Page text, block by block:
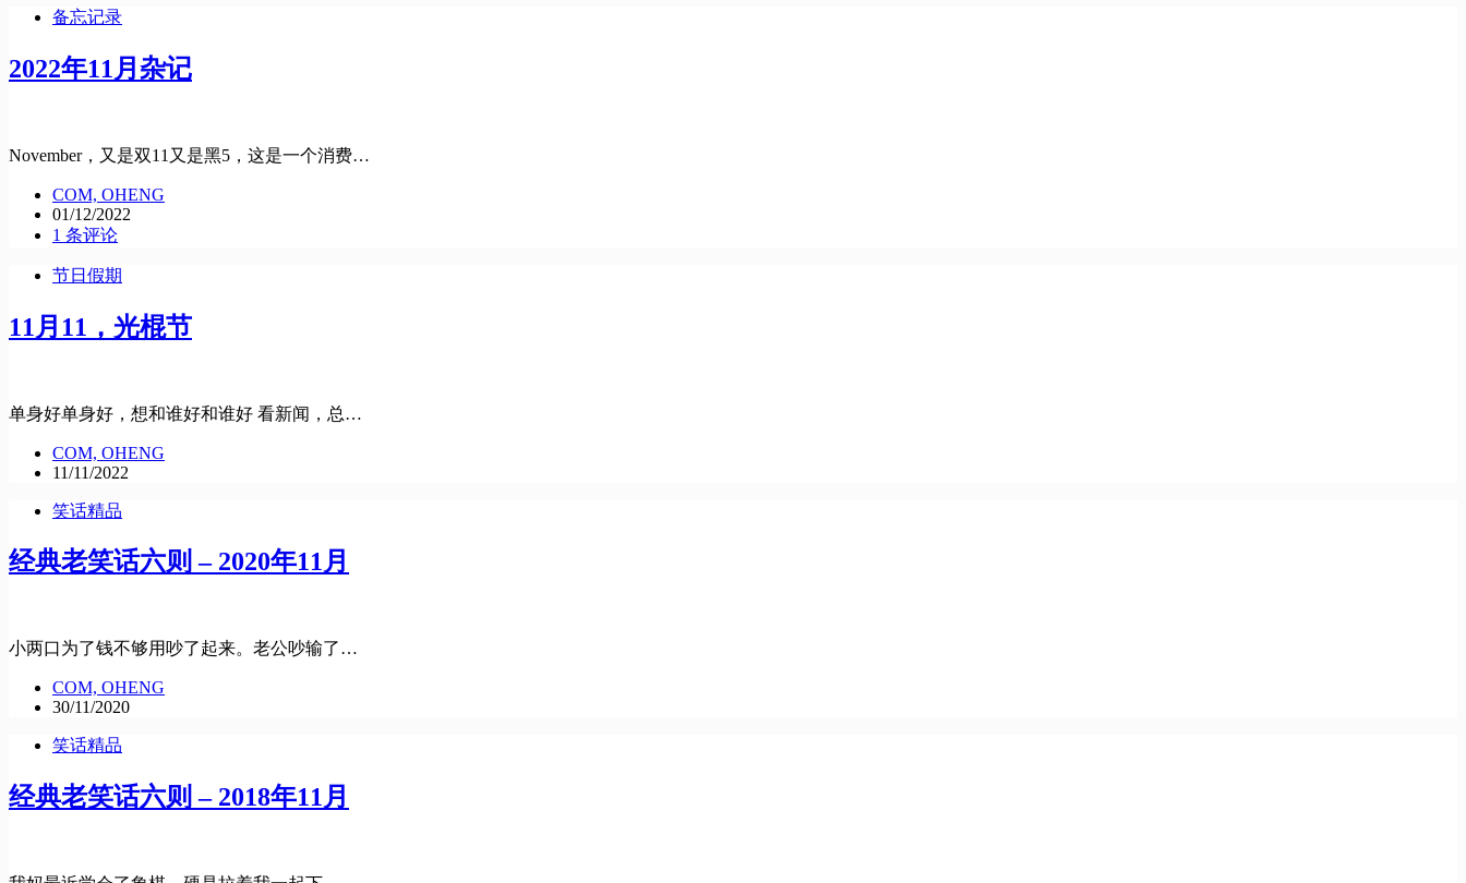
备忘记录
2022年11月杂记
November，又是双11又是黑5，这是一个消费…
COM, OHENG
01/12/2022
1 条评论
节日假期
11月11，光棍节
单身好单身好，想和谁好和谁好 看新闻，总…
COM, OHENG
11/11/2022
笑话精品
经典老笑话六则 – 2020年11月
小两口为了钱不够用吵了起来。老公吵输了…
COM, OHENG
30/11/2020
笑话精品
经典老笑话六则 – 2018年11月